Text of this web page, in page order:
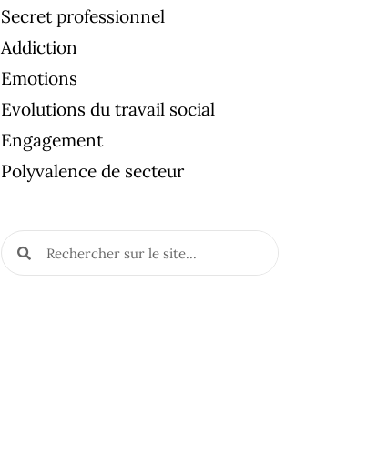
Secret professionnel
Addiction
Emotions
Evolutions du travail social
Engagement
Polyvalence de secteur